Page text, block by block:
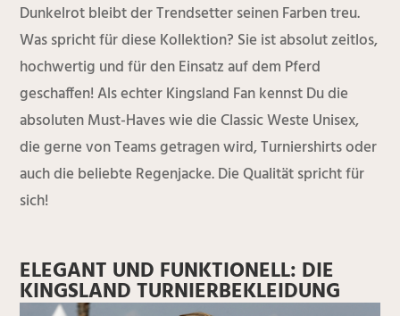
Dunkelrot bleibt der Trendsetter seinen Farben treu.
Was spricht für diese Kollektion? Sie ist absolut zeitlos,
hochwertig und für den Einsatz auf dem Pferd
geschaffen! Als echter Kingsland Fan kennst Du die
absoluten Must-Haves wie die Classic Weste Unisex,
die gerne von Teams getragen wird, Turniershirts oder
auch die beliebte Regenjacke. Die Qualität spricht für
sich!
ELEGANT UND FUNKTIONELL: DIE
KINGSLAND TURNIERBEKLEIDUNG